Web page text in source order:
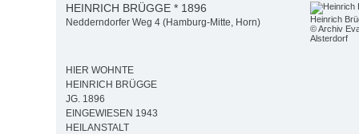
Heinrich
© Archiv
Alsterdorf
HEINRICH BRÜGGE * 1896
Nedderndorfer Weg 4 (Hamburg-Mitte, Horn)
HIER WOHNTE
HEINRICH BRÜGGE
JG. 1896
EINGEWIESEN 1943
HEILANSTALT